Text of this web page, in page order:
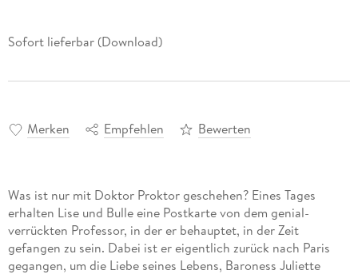
Sofort lieferbar (Download)
Merken Empfehlen Bewerten
Was ist nur mit Doktor Proktor geschehen? Eines Tages
erhalten Lise und Bulle eine Postkarte von dem genial-
verrückten Professor, in der er behauptet, in der Zeit
gefangen zu sein. Dabei ist er eigentlich zurück nach Paris
gegangen, um die Liebe seines Lebens, Baroness Juliette